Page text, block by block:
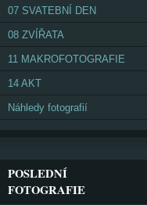
07 SVATEBNÍ DEN
08 ZVÍŘATA
11 MAKROFOTOGRAFIE
14 AKT
Náhledy fotografií
POSLEDNÍ
FOTOGRAFIE